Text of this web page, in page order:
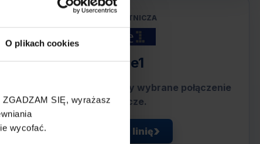
O plikach cookies
SIĘ, wyrażasz
wycofać.
LINIA LOTNICZA
Blue1
Przewoźnik obsługujący wybrane połączenie
lotnicze.
Zobacz linię